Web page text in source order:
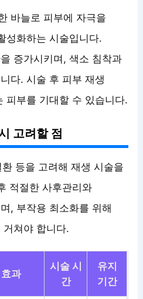
바늘로 피부에 자극을
성화하는 시술입니다.
증가시키며, 색소 침착과
다. 시술 후 피부 재생
피부를 기대할 수 있습니다.
고려할 점
등을 고려해 재생 시술을
적절한 사후관리와
, 부작용 최소화를 위해
거쳐야 합니다.
과
시술 시
간
유지
기간